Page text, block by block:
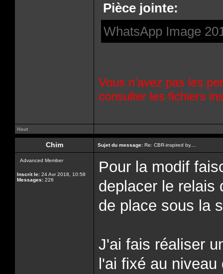
Pièce jointe:
WhatsApp Image
Vous n’avez pas les
consulter les fichiers
Haut
Chim Sujet du message: Re: CBR-inspired by....
Advanced Member
Inscrit le: 24 Avr 2018, 10:58
Messages: 226
Pour la modif
deplacer le relais
de place sous la
J'ai fais réaliser
l'ai fixé au